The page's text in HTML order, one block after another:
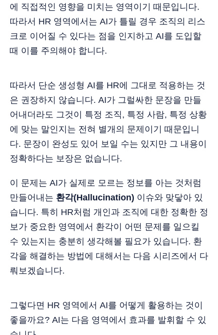
에 직접적인 영향을 미치는 영역이기 때문입니다.
따라서 HR 영역에서는 AI가 틀릴 경우 조직의 리스
크로 이어질 수 있다는 점을 인지하고 AI를 도입할
때 이를 주의해야 합니다.
따라서 단순 생성형 AI를 HR에 그대로 적용하는 것
은 권장하지 않습니다. AI가 그럴싸한 문장을 만들
어내더라도 그것이 특정 조직, 특정 사람, 특정 상황
에 맞는 말인지는 전혀 별개의 문제이기 때문입니
다. 문장이 완성도 있어 보일 수는 있지만 그 내용이
정확하다는 보장은 없습니다.
이 문제는 AI가 실제로 모르는 정보를 아는 것처럼
만들어내는 환각(Hallucination) 이슈와 맞닿아 있
습니다. 특히 HR처럼 개인과 조직에 대한 정확한 정
보가 중요한 영역에서 환각이 어떤 문제를 일으킬
수 있는지는 충분히 생각해볼 필요가 있습니다. 환
각을 해결하는 방법에 대해서는 다음 시리즈에서 다
뤄보겠습니다.
그렇다면 HR 영역에서 AI를 어떻게 활용하는 것이
좋을까요? AI는 다음 영역에서 효과를 발휘할 수 있